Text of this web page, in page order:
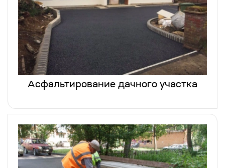
Асфальтирование дачного участка